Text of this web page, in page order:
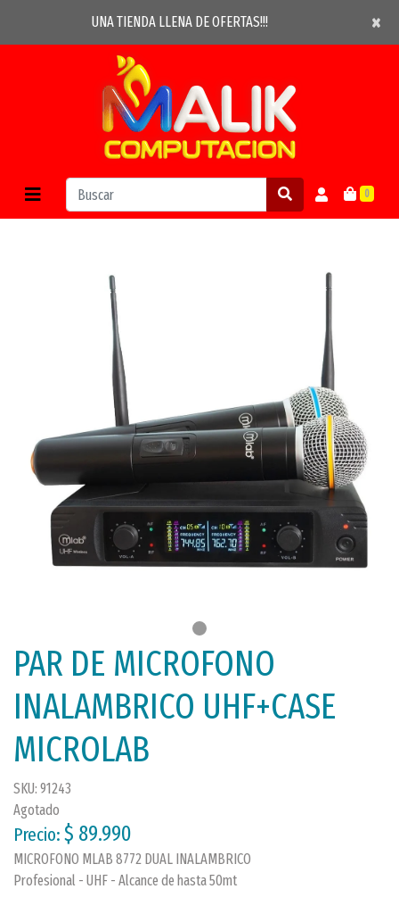
UNA TIENDA LLENA DE OFERTAS!!! ×
×
0
PAR DE MICROFONO
INALAMBRICO UHF+CASE
MICROLAB
SKU: 91243
Agotado
Precio: $ 89.990
MICROFONO MLAB 8772 DUAL INALAMBRICO
Profesional - UHF - Alcance de hasta 50mt